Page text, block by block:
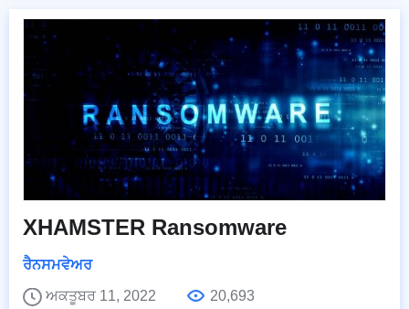
XHAMSTER Ransomware
ਰੈਨਸਮਵੇਅਰ
ਅਕਤੂਬਰ 11, 2022
20,693